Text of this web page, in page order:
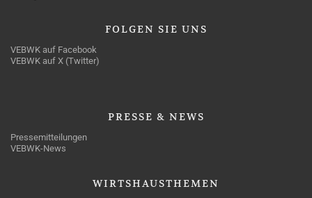
FOLGEN SIE UNS
VEBWK auf Facebook
VEBWK auf X (Twitter)
PRESSE & NEWS
Pressemitteilungen
VEBWK-News
WIRTSHAUSTHEMEN